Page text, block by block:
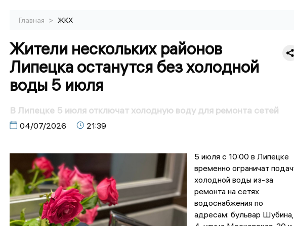
Главная > ЖКХ
Жители нескольких районов
Липецка останутся без холодной
воды 5 июля
В Липецке 5 июля отключат холодную воду для ремонта сетей
04/07/2026 21:39
5 июля с 10:00 в Липецке
временно ограничат
холодной воды из-за
ремонта на сетях
водоснабжения по
адресам: бульвар Шубина,